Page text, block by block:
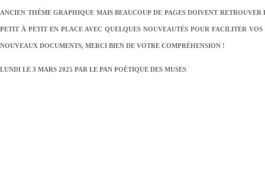
ANCIEN THÈME GRAPHIQUE MAIS BEAUCOUP DE PAGES DOIVENT
PETIT À PETIT EN PLACE AVEC QUELQUES NOUVEAUTÉS POUR FACILITER
NOUVEAUX DOCUMENTS, MERCI BIEN DE VOTRE COMPRÉHENSION !
LUNDI LE 3 MARS 2025 PAR LE PAN POÉTIQUE DES MUSES